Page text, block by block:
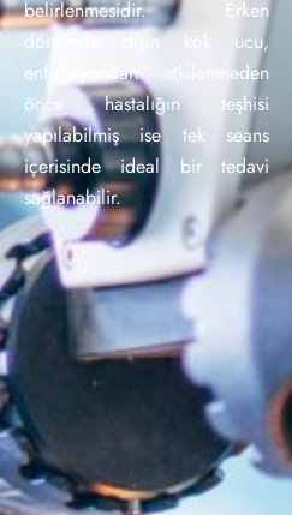
belirlenmesidir. Erken
dönemde dişin kök ucu,
enfeksiyondan etkilenmeden
önce hastalığın teşhisi
yapılabilmiş ise tek seans
içerisinde ideal bir tedavi
sağlanabilir.